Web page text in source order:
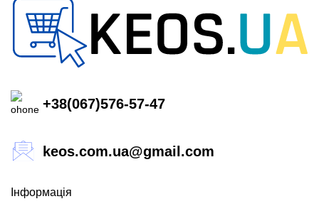
+38(067)576-57-47
keos.com.ua@gmail.com
Інформація